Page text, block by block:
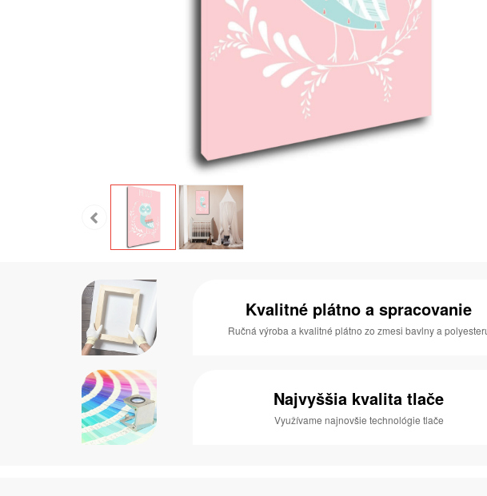
Kvalitné plátno a spracovanie
Ručná výroba a kvalitné plátno zo zmesi bavlny a
Najvyššia kvalita tlače
Využívame najnovšie technológie tlače